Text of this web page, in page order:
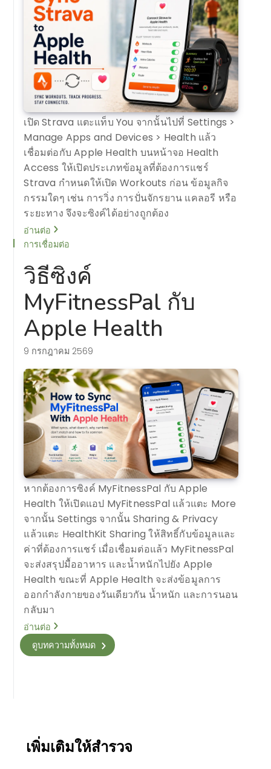
เปิด Strava แตะแท็บ You จากนั้นไปที่ Settings >
Manage Apps and Devices > Health แล้ว
เชื่อมต่อกับ Apple Health บนหน้าจอ Health
Access ให้เปิดประเภทข้อมูลที่ต้องการแชร์
Strava กำหนดให้เปิด Workouts ก่อน ข้อมูลกิจ
กรรมใดๆ เช่น การวิ่ง การปั่นจักรยาน แคลอรี หรือ
ระยะทาง จึงจะซิงค์ได้อย่างถูกต้อง
อ่านต่อ
การเชื่อมต่อ
วิธีซิงค์
MyFitnessPal กับ
Apple Health
9 กรกฎาคม 2569
หากต้องการซิงค์ MyFitnessPal กับ Apple
Health ให้เปิดแอป MyFitnessPal แล้วแตะ More
จากนั้น Settings จากนั้น Sharing & Privacy
แล้วแตะ HealthKit Sharing ให้สิทธิ์กับข้อมูลและ
ค่าที่ต้องการแชร์ เมื่อเชื่อมต่อแล้ว MyFitnessPal
จะส่งสรุปมื้ออาหาร และน้ำหนักไปยัง Apple
Health ขณะที่ Apple Health จะส่งข้อมูลการ
ออกกำลังกายของวันเดียวกัน น้ำหนัก และการนอน
กลับมา
อ่านต่อ
ดูบทความทั้งหมด
เพิ่มเติมให้สำรวจ